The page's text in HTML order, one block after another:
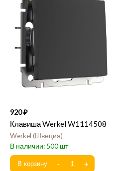
920
Клавиша Werkel W1114508
Werkel Швеция
500